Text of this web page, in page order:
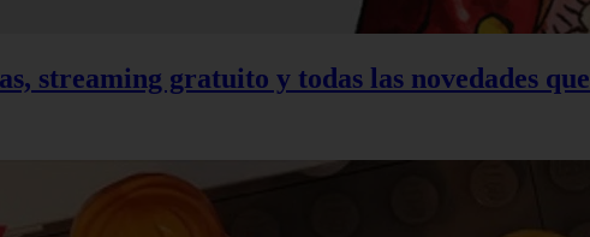
streaming gratuito y todas las novedades